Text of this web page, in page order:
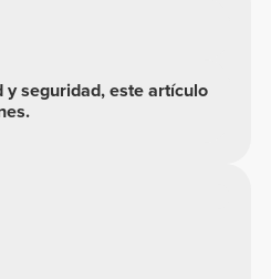
y seguridad, este artículo